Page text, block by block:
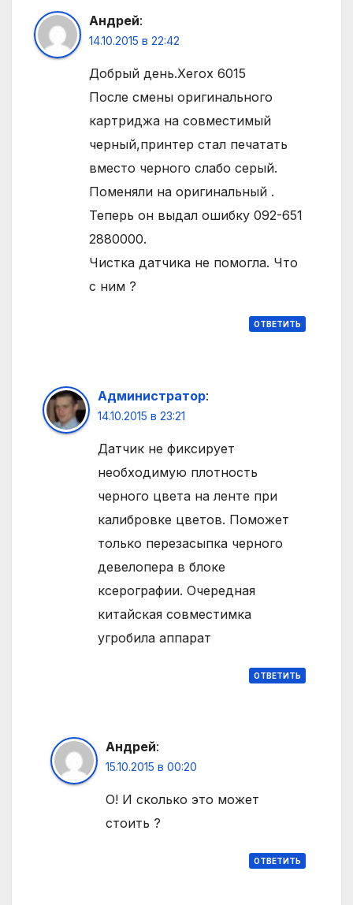
Андрей:
14.10.2015 в 22:42
Добрый день.Xerox 6015
После смены оригинального
картриджа на совместимый
черный,принтер стал печатать
вместо черного слабо серый.
Поменяли на оригинальный .
Теперь он выдал ошибку 092-651
2880000.
Чистка датчика не помогла. Что
с ним ?
ОТВЕТИТЬ
Администратор:
14.10.2015 в 23:21
Датчик не фиксирует
необходимую плотность
черного цвета на ленте при
калибровке цветов. Поможет
только перезасыпка черного
девелопера в блоке
ксерографии. Очередная
китайская совместимка
угробила аппарат
ОТВЕТИТЬ
Андрей:
15.10.2015 в 00:20
О! И сколько это может
стоить ?
ОТВЕТИТЬ